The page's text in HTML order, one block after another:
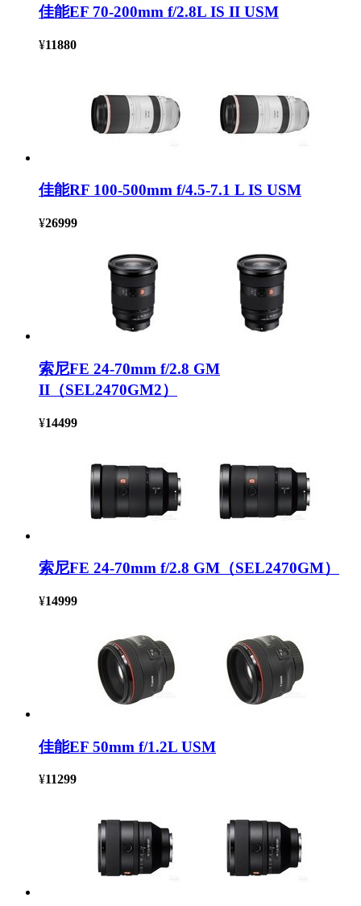
佳能EF 70-200mm f/2.8L IS II USM
¥11880
佳能RF 100-500mm f/4.5-7.1 L IS USM
¥26999
索尼FE 24-70mm f/2.8 GM
II（SEL2470GM2）
¥14499
索尼FE 24-70mm f/2.8 GM（SEL2470GM）
¥14999
佳能EF 50mm f/1.2L USM
¥11299